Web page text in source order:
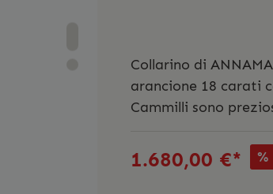
Collarino di
arancione 18 carati
Cammilli sono
1.680,00 €* %